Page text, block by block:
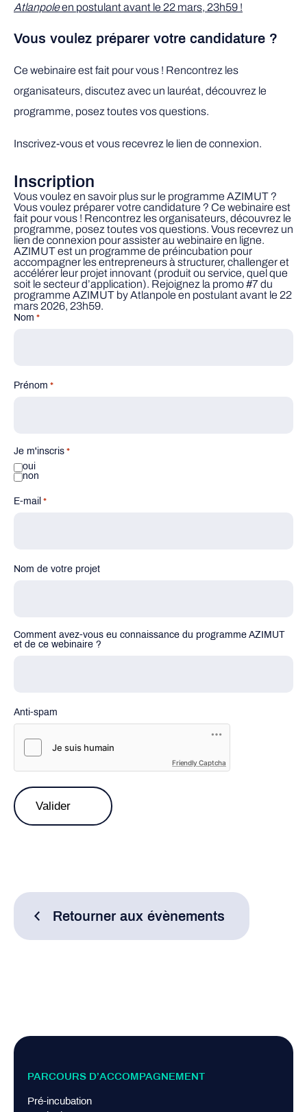
Atlanpoleen postulant avant le 22 mars, 23h59 !
Vous voulez préparer votre candidature ?
Ce webinaire est fait pour vous ! Rencontrez les
organisateurs, discutez avec un lauréat, découvrez le
programme, posez toutes vos questions.
Inscrivez-vous et vous recevrez le lien de connexion.
Inscription
Vous voulez en savoir plus sur le programme AZIMUT ?
Vous voulez préparer votre candidature ? Ce webinaire est
fait pour vous ! Rencontrez les organisateurs, découvrez le
programme, posez toutes vos questions. Vous recevrez un
lien de connexion pour assister au webinaire en ligne.
AZIMUT est un programme de préincubation pour
accompagner les entrepreneurs à structurer, challenger et
accélérer leur projet innovant (produit ou service, quel que
soit le secteur d’application). Rejoignez la promo #7 du
programme AZIMUT by Atlanpole en postulant avant le 22
mars 2026, 23h59.
Nom *
Prénom *
Je m'inscris *
oui
non
E-mail *
Nom de votre projet
Comment avez-vous eu connaissance du programme AZIMUT
et de ce webinaire ?
Anti-spam
Friendly Captcha
Retourner aux évènements
PARCOURS D’ACCOMPAGNEMENT
Pré-incubation